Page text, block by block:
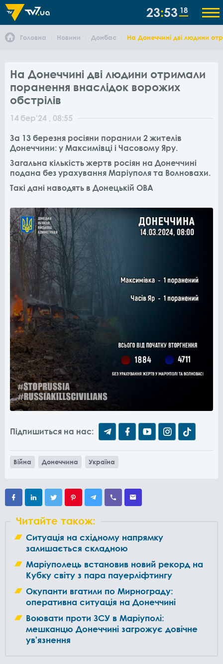
23 53 18
Головна Новини Донбас На Донеччині дві людини
На Донеччині дві людини отримали
поранення внаслідок ворожих
обстрілів
14 бер'24 , 08:55
За 13 березня росіяни поранили 2 жителів
Донеччини: у Максимівці і Часовому Яру.
Загальна кількість жертв росіян на Донеччині
подана без урахування Маріуполя та Волновахи.
Такі дані наводять в Донецькій ОВА
Підпишиться на нас:
Війна Донеччина Україна
Читайте також:
Ситуація на східному напрямку
залишається складною
Маріуполець встановив новий рекорд на
Кубку світу з пара пауерліфтингу
Окупанти вгатили по Мирнограду:
оперативна ситуація на Донеччині
Воювати проти ЗСУ в Маріуполі:
мешканцю Донеччині загрожує довічне
ув'язнення